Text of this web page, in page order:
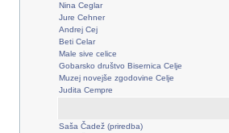
Nina Ceglar
Jure Cehner
Andrej Cej
Beti Celar
Male sive celice
Gobarsko društvo Bisernica Celje
Muzej novejše zgodovine Celje
Judita Cempre
Saša Čadež (priredba)